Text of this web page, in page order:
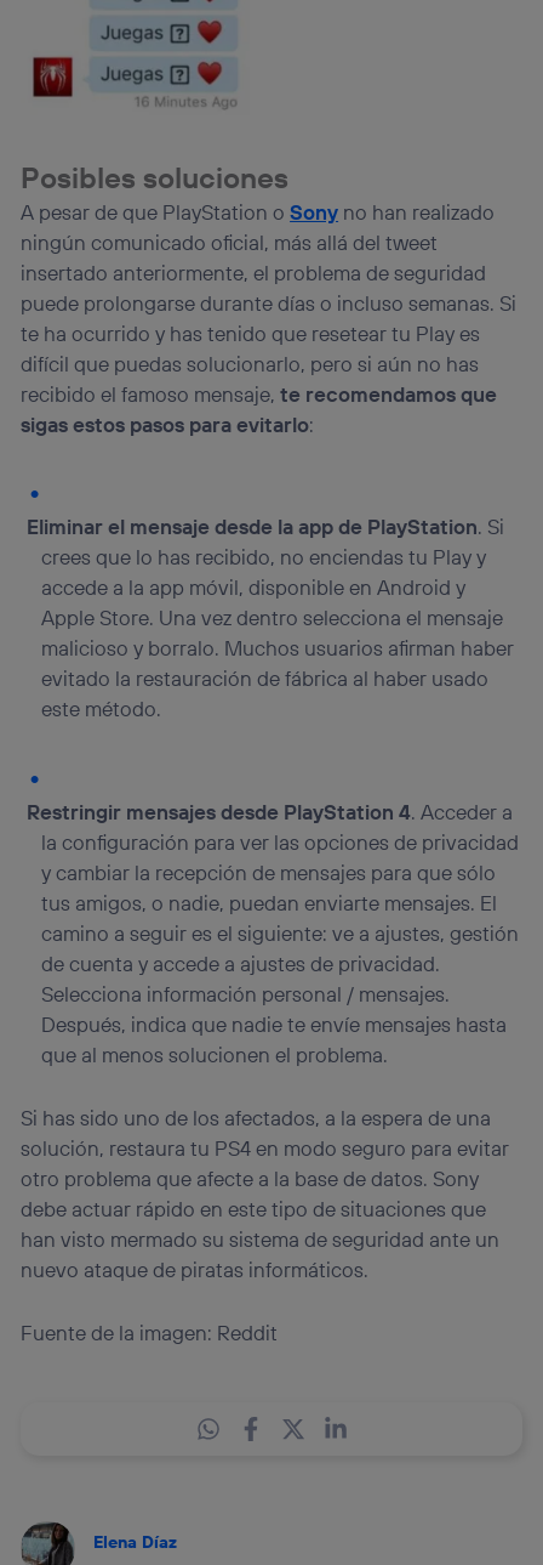
Posibles soluciones
A pesar de que PlayStation oSony no han realizado
ningún comunicado oficial, más allá del tweet
insertado anteriormente, el problema de seguridad
puede prolongarse durante días o incluso semanas. Si
te ha ocurrido y has tenido que resetear tu Play es
difícil que puedas solucionarlo, pero si aún no has
recibido el famoso mensaje,te recomendamos que
sigas estos pasos para evitarlo:
Eliminar el mensaje desde la app de PlayStation. Si
crees que lo has recibido, no enciendas tu Play y
accede a la app móvil, disponible en Android y
Apple Store. Una vez dentro selecciona el mensaje
malicioso y borralo. Muchos usuarios afirman haber
evitado la restauración de fábrica al haber usado
este método.
Restringir mensajes desde PlayStation 4. Acceder a
la configuración para ver las opciones de privacidad
y cambiar la recepción de mensajes para que sólo
tus amigos, o nadie, puedan enviarte mensajes. El
camino a seguir es el siguiente: ve a ajustes, gestión
de cuenta y accede a ajustes de privacidad.
Selecciona información personal / mensajes.
Después, indica que nadie te envíe mensajes hasta
que al menos solucionen el problema.
Si has sido uno de los afectados, a la espera de una
solución, restaura tu PS4 en modo seguro para evitar
otro problema que afecte a la base de datos. Sony
debe actuar rápido en este tipo de situaciones que
han visto mermado su sistema de seguridad ante un
nuevo ataque de piratas informáticos.
Fuente de la imagen: Reddit
Elena Díaz